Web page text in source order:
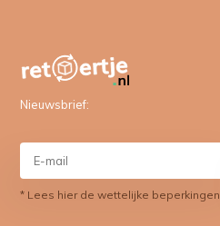
Nieuwsbrief:
* Lees hier de wettelijke beperkingen